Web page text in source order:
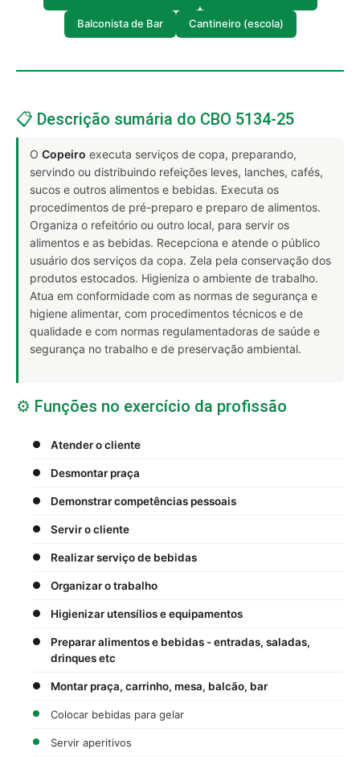
Balconista de Bar Cantineiro (escola)
📋 Descrição sumária do CBO 5134-25
O Copeiro executa serviços de copa, preparando,
servindo ou distribuindo refeições leves, lanches, cafés,
sucos e outros alimentos e bebidas. Executa os
procedimentos de pré-preparo e preparo de alimentos.
Organiza o refeitório ou outro local, para servir os
alimentos e as bebidas. Recepciona e atende o público
usuário dos serviços da copa. Zela pela conservação dos
produtos estocados. Higieniza o ambiente de trabalho.
Atua em conformidade com as normas de segurança e
higiene alimentar, com procedimentos técnicos e de
qualidade e com normas regulamentadoras de saúde e
segurança no trabalho e de preservação ambiental.
⚙️ Funções no exercício da profissão
Atender o cliente
Desmontar praça
Demonstrar competências pessoais
Servir o cliente
Realizar serviço de bebidas
Organizar o trabalho
Higienizar utensílios e equipamentos
Preparar alimentos e bebidas - entradas, saladas,
drinques etc
Montar praça, carrinho, mesa, balcão, bar
Colocar bebidas para gelar
Servir aperitivos